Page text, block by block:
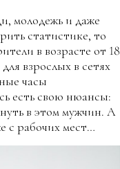
молодежь и даже
статистике, то
в возрасте от 18
взрослых в сетях
часы
есть свою нюансы:
в этом мужчин. А
с рабочих мест…